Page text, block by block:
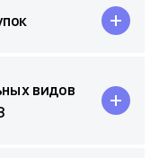
видов